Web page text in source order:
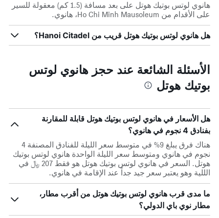
هانوي لوتس بوتيك هوتل على بعد مسافة (1.5 كم) معقولة للسير
على الأقدام من Ho Chi Minh Mausoleum، هانوي.
هل هانوي لوتس بوتيك هوتل قريب من Hanoi Citadel؟
الأسئلة الشائعة عند حجز هانوي لوتس
بوتيك هوتل
هل الأسعار في هانوي لوتس بوتيك هوتل قابلة للمقارنة
بفنادق 4 نجوم في هانوي؟
هناك فرق يبلغ 9% في متوسط ​​سعر الليلة للفنادق المصنفة 4
نجوم في هانوي ومتوسط ​​سعر الليلة الواحدة هانوي لوتس بوتيك
هوتل. السعر في هانوي لوتس بوتيك هوتل هو فقط 207 ﷼ في
الللية وهو يعتبر سعر جيد جداً عند الإقامة في هانوي.
ما مدى قرب هانوي لوتس بوتيك هوتل من أقرب مطار،
مطار نوي باي الدولي؟